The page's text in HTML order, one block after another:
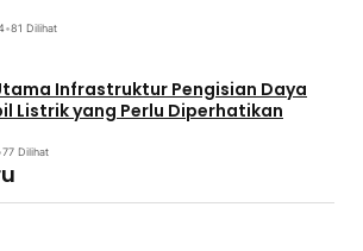
•81 Dilihat
Infrastruktur Pengisian Daya
Listrik yang Perlu Diperhatikan
77 Dilihat